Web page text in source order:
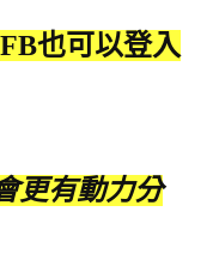
也可以登入
更有動力分